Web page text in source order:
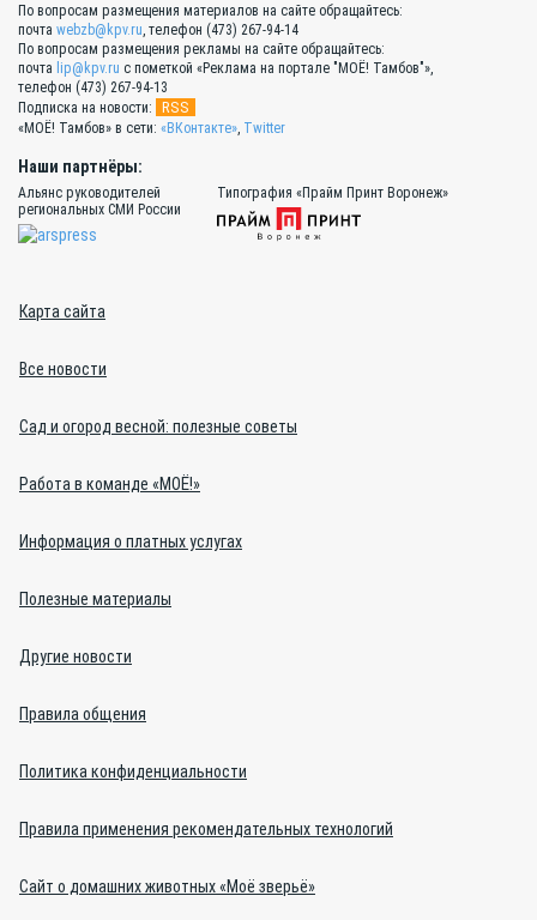
По вопросам размещения материалов на сайте обращайтесь:
почта webzb@kpv.ru, телефон (473) 267-94-14
По вопросам размещения рекламы на сайте обращайтесь:
почта lip@kpv.ru с пометкой «Реклама на портале "МОЁ! Тамбов"»,
телефон (473) 267-94-13
Подписка на новости:
RSS
«МОЁ! Тамбов» в сети: «ВКонтакте», Twitter
Наши партнёры:
Альянс руководителей
региональных СМИ России
Типография «Прайм Принт Воронеж»
Карта сайта
Все новости
Сад и огород весной: полезные советы
Работа в команде «МОЁ!»
Информация о платных услугах
Полезные материалы
Другие новости
Правила общения
Политика конфиденциальности
Правила применения рекомендательных технологий
Сайт о домашних животных «Моё зверьё»